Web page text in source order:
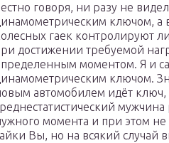
говоря, ни разу не
ключом, а
гаек контролируют
достижении требуемой
моментом. Я и
ключом.
автомобилем идёт ключ,
момента и при этом не
Вы, но на всякий случай